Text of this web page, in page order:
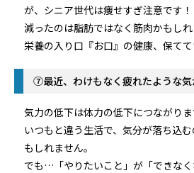
が、シニア世代は痩せすぎ注意です！
減ったのは脂肪ではなく筋肉かもしれ
栄養の入り口『お口』の健康、保て
⑦最近、わけもなく疲れたような気
気力の低下は体力の低下につながりま
いつもと違う生活で、気分が落ち込
もしれません。
でも…「やりたいこと」が「できな